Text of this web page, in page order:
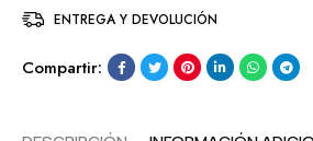
ENTREGA Y DEVOLUCIÓN
Compartir: